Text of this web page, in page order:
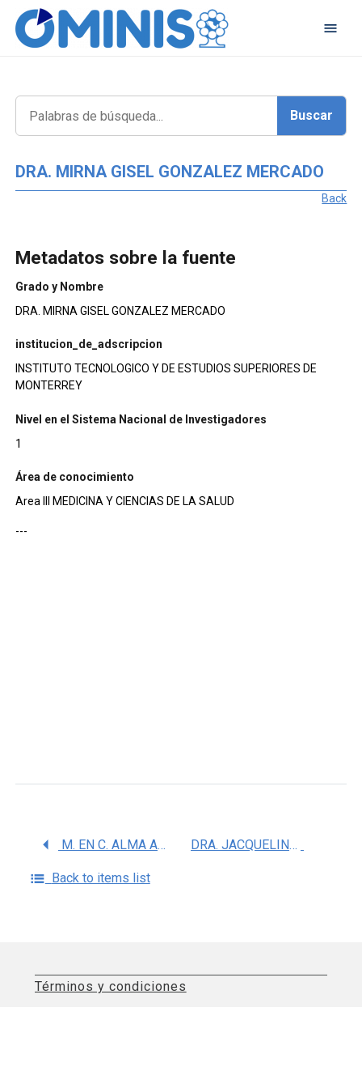
DRA. MIRNA GISEL GONZALEZ MERCADO
Back
Metadatos sobre la fuente
Grado y Nombre
DRA. MIRNA GISEL GONZALEZ MERCADO
institucion_de_adscripcion
INSTITUTO TECNOLOGICO Y DE ESTUDIOS SUPERIORES DE
MONTERREY
Nivel en el Sistema Nacional de Investigadores
1
Área de conocimiento
Area III MEDICINA Y CIENCIAS DE LA SALUD
---
M. EN C. ALMA ANGELICA RODRIGUEZ CARREON DRA. JACQUELINE LISZETH OLIVA RAMIREZ
Back to items list
Términos y condiciones